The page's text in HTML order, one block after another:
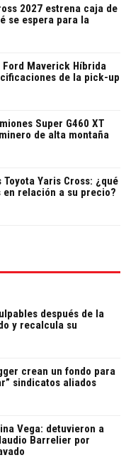
2027 estrena caja de
se espera para la
Maverick Híbrida
de la pick-up
Super G460 XT
de alta montaña
Toyota Yaris Cross: ¿qué
en relación a su precio?
después de la
y recalcula su
crean un fondo para
sindicatos aliados
Vega: detuvieron a
Barrelier por